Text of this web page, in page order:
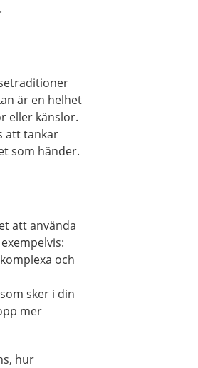
är en helhet
eller känslor.
att tankar
som händer.
att använda
och
sker i din
mer
hur